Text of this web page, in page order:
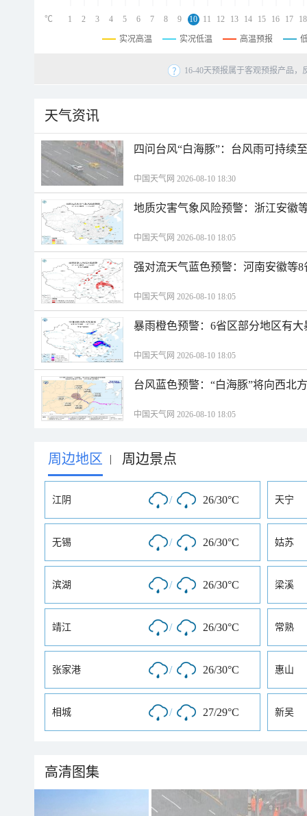
1 2 3 4 5 6 7 8 9 10 11 12 13 14 15 16 17 18
℃
实况高温 实况低温 高温预报
16-40天预报属于客观预报产品
天气资讯
四问台风“白海豚”：台风雨可持续
中国天气网 2026-08-10 18:30
地质灾害气象风险预警：浙江安徽
中国天气网 2026-08-10 18:05
强对流天气蓝色预警：河南安徽等
中国天气网 2026-08-10 18:05
暴雨橙色预警：6省区部分地区有
中国天气网 2026-08-10 18:05
台风蓝色预警：“白海豚”将向西北
中国天气网 2026-08-10 18:05
周边地区 | 周边景点
江阴 / 26/30°C 天宁
无锡 / 26/30°C 姑苏
滨湖 / 26/30°C 梁溪
靖江 / 26/30°C 常熟
张家港 / 26/30°C 惠山
相城 / 27/29°C 新吴
高清图集